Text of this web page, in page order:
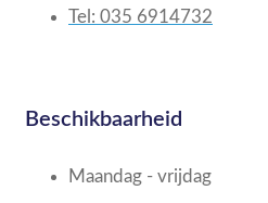
Tel: 035 6914732
Beschikbaarheid
Maandag - vrijdag